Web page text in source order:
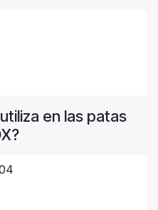
en las patas